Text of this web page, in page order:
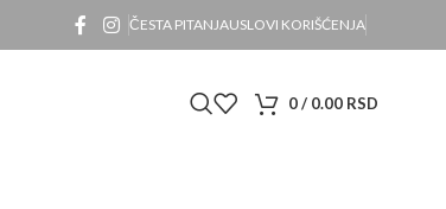
ČESTA PITANJAUSLOVI KORIŠĆENJA
0/ 0.00RSD